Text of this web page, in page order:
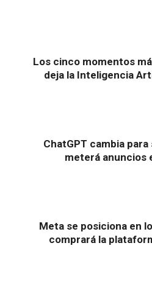
Los cinco momentos
deja la Inteligencia
ChatGPT cambia
meterá anuncios
Meta se posiciona en
comprará la